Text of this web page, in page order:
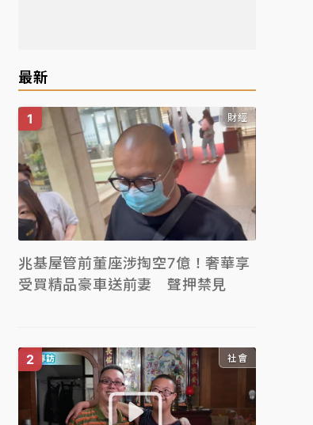
最新
財經
兆基屋管前董座涉掏空7億！奢華享
受買精品豪車送前妻 聲押禁見
社會